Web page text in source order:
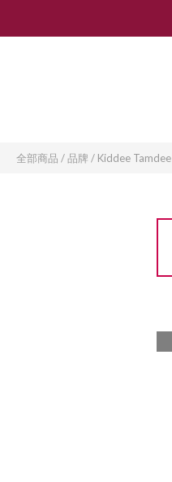
全部商品 /品牌 / Kiddee Tamdee